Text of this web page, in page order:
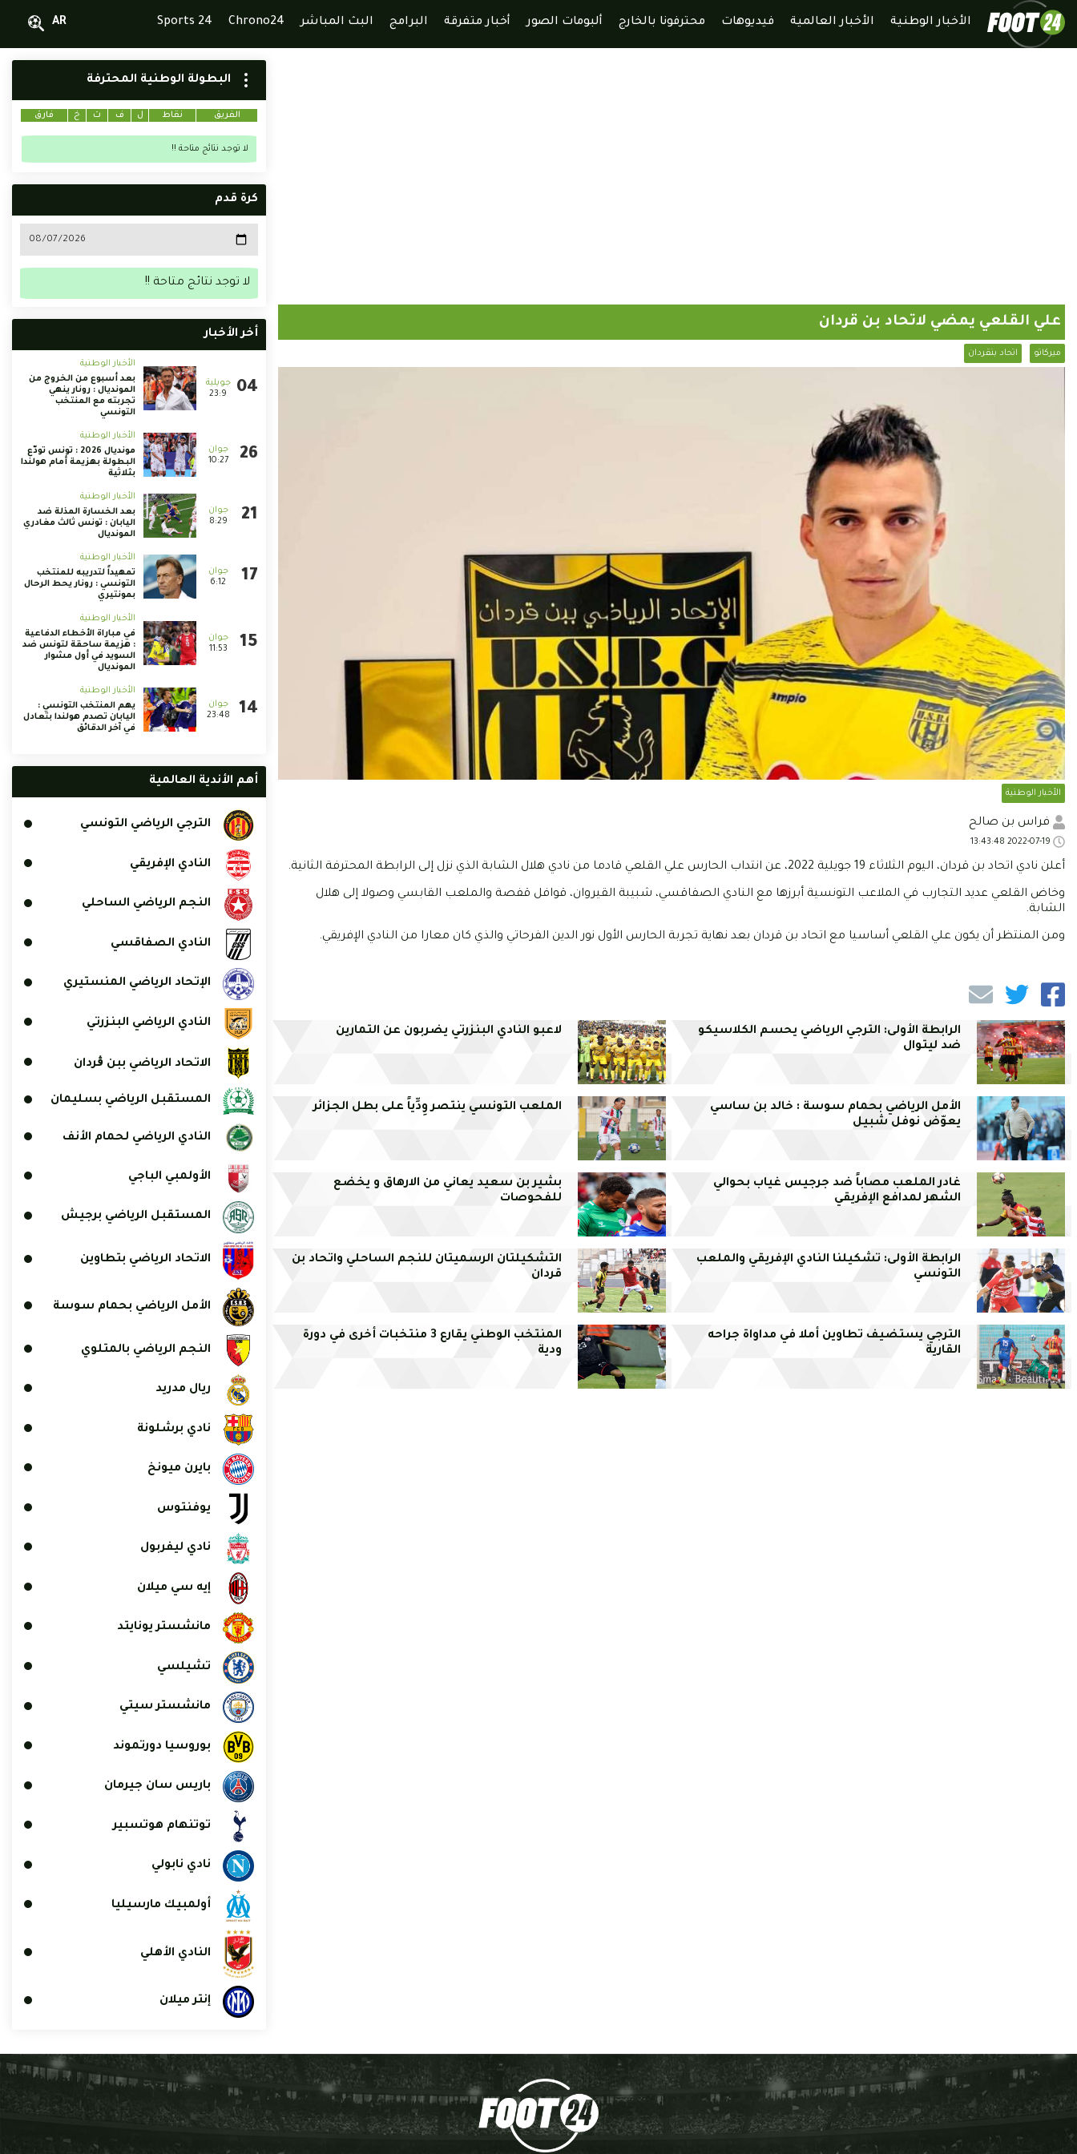
الأخبار الوطنية الأخبار العالمية فيديوهات محترفونا بالخارج ألبومات الصور أخبار متفرقة البرامج البث المباشر Chrono24
Sports 24
AR
علي القلعي يمضي لاتحاد بن قردان
ميركاتو اتحاد بنقردان
الأخبار الوطنية
فراس بن صالح
أعلن نادي اتحاد بن قردان، اليوم الثلاثاء 19 جويلية 2022، عن انتداب الحارس علي القلعي قادما من نادي هلال الشابة الذي نزل إلى الرابطة المحترفة الثانية.
وخاض القلعي عديد التجارب في الملاعب التونسية أبرزها مع النادي الصفاقسي، شبيبة القيروان، قوافل قفصة والملعب القابسي وصولا إلى هلال
الشابة.
ومن المنتظر أن يكون علي القلعي أساسيا مع اتحاد بن قردان بعد نهاية تجربة الحارس الأول نور الدين الفرحاتي والذي كان معارا من النادي الإفريقي.
الرابطة الأولى: الترجي الرياضي يحسم الكلاسيكو
ضد ليتوال
لاعبو النادي البنزرتي يضربون عن التمارين
الأمل الرياضي بحمام سوسة : خالد بن ساسي
يعوّض نوفل شبيل
الملعب التونسي ينتصر وِدِّياً على بطل الجزائر
غادر الملعب مصاباً ضد جرجيس غياب بحوالي
الشهر لمدافع الإفريقي
بشير بن سعيد يعاني من الارهاق و يخضع
للفحوصات
الرابطة الأولى: تشكيلنا النادي الإفريقي والملعب
التونسي
التشكيلتان الرسميتان للنجم الساحلي واتحاد بن
قردان
الترجي يستضيف تطاوين أملا في مداواة جراحه
القارية
المنتخب الوطني يقارع 3 منتخبات أخرى في دورة
ودية
البطولة الوطنية المحترفة
الفريق نقاط ل ف ت خ فارق
لا توجد نتائج متاحة !!
كرة قدم
لا توجد نتائج متاحة !!
أخر الأخبار
23:9
الأخبار الوطنية
بعد أسبوع من الخروج من
المونديال : رونار ينهي
تجربته مع المنتخب
التونسي
10:27
الأخبار الوطنية
مونديال 2026 : تونس تودّع
البطولة بهزيمة أمام هولندا
بثلاثية
8:29
الأخبار الوطنية
بعد الخسارة المذلة ضد
اليابان : تونس ثالث مغادري
المونديال
6:12
الأخبار الوطنية
تمهيداً لتدريبه للمنتخب
التونسي : رونار يحط الرحال
بمونتيري
11:53
الأخبار الوطنية
في مباراة الأخطاء الدفاعية
: هزيمة ساحقة لتونس ضد
السويد في أول مشوار
المونديال
23:48
الأخبار الوطنية
يهم المنتخب التونسي :
اليابان تصدم هولندا بتعادل
في آخر الدقائق
أهم الأندية العالمية
الترجي الرياضي التونسي
النادي الإفريقي
النجم الرياضي الساحلي
النادي الصفاقسي
الإتحاد الرياضي المنستيري
النادي الرياضي البنزرتي
الاتحاد الرياضي ببن ڨردان
المستقبل الرياضي بسليمان
النادي الرياضي لحمام الأنف
الأولمبي الباجي
المستقبل الرياضي برجيش
الاتحاد الرياضي بتطاوين
الأمل الرياضي بحمام سوسة
النجم الرياضي بالمتلوي
ريال مدريد
نادي برشلونة
بايرن ميونخ
يوفنتوس
نادي ليفربول
إيه سي ميلان
مانشستر يونايتد
تشيلسي
مانشستر سيتي
بوروسيا دورتموند
باريس سان جيرمان
توتنهام هوتسبير
نادي نابولي
أولمبيك مارسيليا
النادي الأهلي
إنتر ميلان